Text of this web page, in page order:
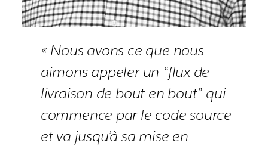
« Nous avons ce que nous
aimons appeler un “flux de
livraison de bout en bout” qui
commence par le code source
et va jusqu’à sa mise en